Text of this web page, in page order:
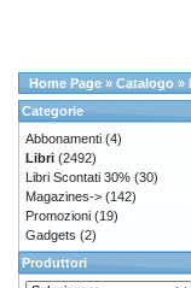
Home Page » Catalogo »
Categorie
Abbonamenti (4)
Libri (2492)
Libri Scontati 30% (30)
Magazines-> (142)
Promozioni (19)
Gadgets (2)
Produttori